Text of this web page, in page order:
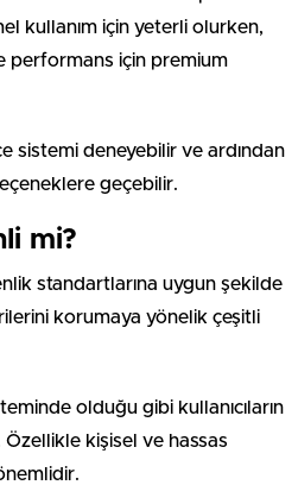
kullanım için yeterli olurken,
performans için premium
sistemi deneyebilir ve ardından
geçebilir.
mi?
standartlarına uygun şekilde
korumaya yönelik çeşitli
olduğu gibi kullanıcıların
kişisel ve hassas